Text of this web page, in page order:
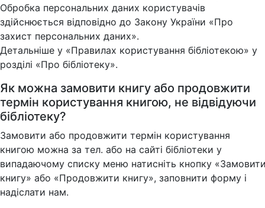
Обробка персональних даних користувачів
здійснюється відповідно до Закону України «Про
захист персональних даних».
Детальніше у «Правилах користування бібліотекою» у
розділі «Про бібліотеку».
Як можна замовити книгу або продовжити
термін користування книгою, не відвідуючи
бібліотеку?
Замовити або продовжити термін користування
книгою можна за тел. або на сайті бібліотеки у
випадаючому списку меню натисніть кнопку
книгу» або «Продовжити книгу», заповнити форму і
надіслати нам.